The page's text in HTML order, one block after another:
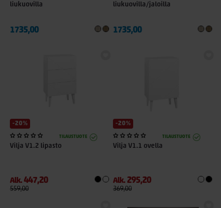
liukuovilla
1735,00
liukuovilla/jaloilla
1735,00
-20%
TILAUSTUOTE
Vilja V1.2 lipasto
Alk.447,20
559,00
-20%
TILAUSTUOTE
Vilja V1.1 ovella
Alk. 295,20
369,00